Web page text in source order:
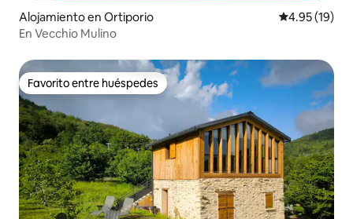
Alojamiento en Ortiporio Calificación
4.95 (19)
En Vecchio Mulino
Favorito entre huéspedes
Favorito entre huéspedes